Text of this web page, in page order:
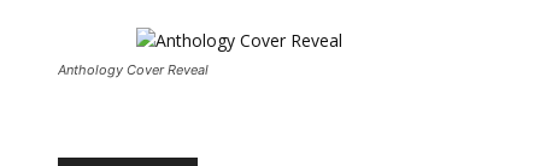
Anthology Cover Reveal